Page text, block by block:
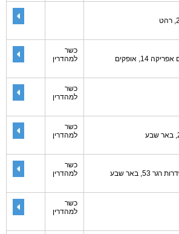
14, אופקים
כשר
למהדרין
כשר
למהדרין
כשר
למהדרין
53, באר שבע
כשר
למהדרין
כשר
למהדרין